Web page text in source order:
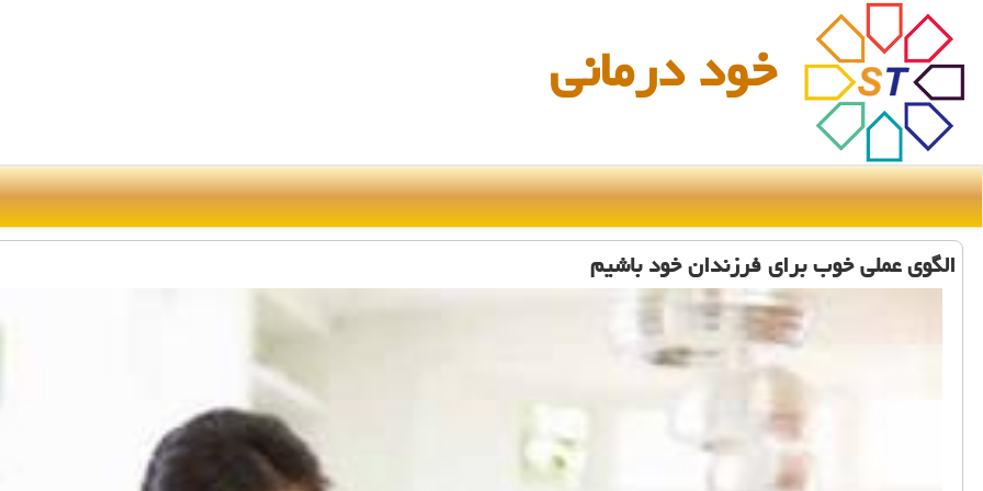
خود درمانی
الگوی عملی خوب برای فرزندان خود باشیم